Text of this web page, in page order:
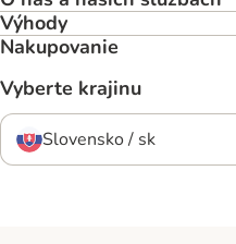
Výhody
Nakupovanie
Vyberte krajinu
Slovensko / sk